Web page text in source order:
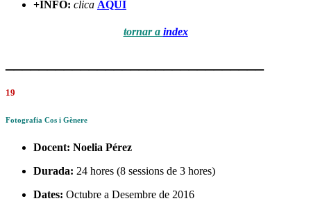
+INFO: clica AQUÍ
tornar a index
19
Fotografia Cos i Gènere
Docent: Noelia Pérez
Durada: 24 hores (8 sessions de 3 hores)
Dates: Octubre a Desembre de 2016